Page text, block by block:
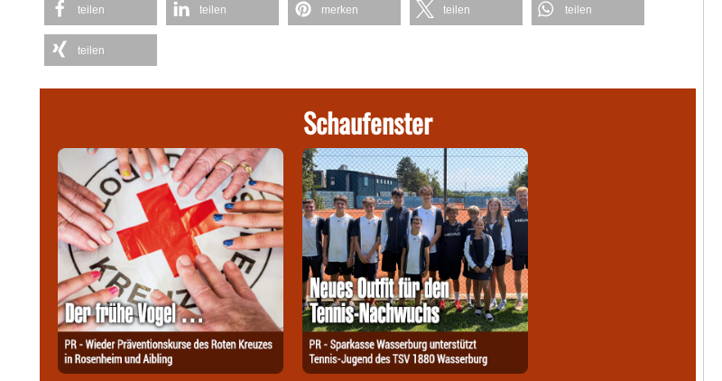
teilen teilen merken teilen teilen
teilen
Schaufenster